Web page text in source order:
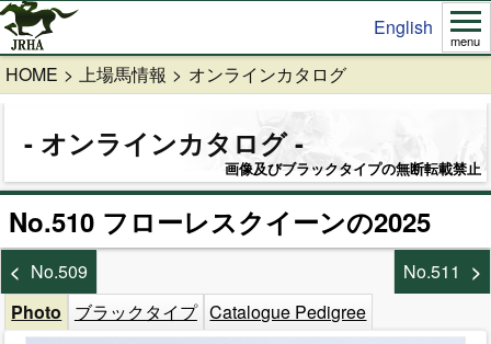
English
menu
HOME 上場馬情報 オンラインカタログ
オンラインカタログ
画像及びブラックタイプの無断転載禁止
No.510 フローレスクイーンの2025
No.509
No.511
Photo
ブラックタイプ Catalogue Pedigree